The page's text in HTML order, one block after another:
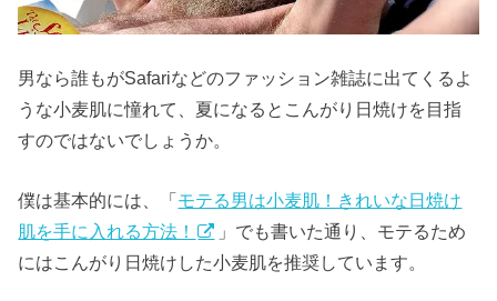
男なら誰もがSafariなどのファッション雑誌に出てくるよ
うな小麦肌に憧れて、夏になるとこんがり日焼けを目指
すのではないでしょうか。
僕は基本的には、「モテる男は小麦肌！きれいな日焼け
肌を手に入れる方法！
」でも書いた通り、モテるため
にはこんがり日焼けした小麦肌を推奨しています。